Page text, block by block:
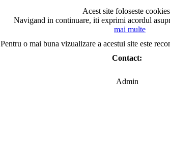
Acest site foloseste
Navigand in continuare, iti exprimi acordul
mai multe
Pentru o mai buna vizualizare a acestui site este
Contact:
Admin